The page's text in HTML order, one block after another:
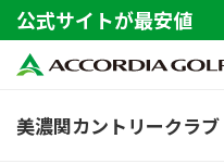
公式サイトが最安値
美濃関カントリークラブ